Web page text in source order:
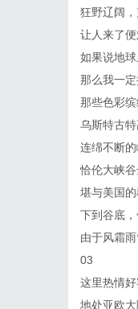
狂野辽阔
让人来了
如果说地
那么我一定
那些色彩
乌斯特古特
连绵不断
恰伦大峡
堪与美国的
下到谷底，
由于风霜
03
这里热情好
地处亚欧